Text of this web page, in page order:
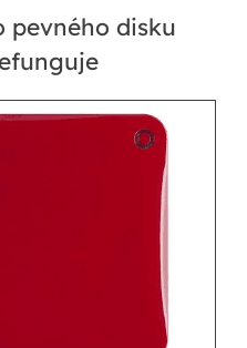
pevného disku